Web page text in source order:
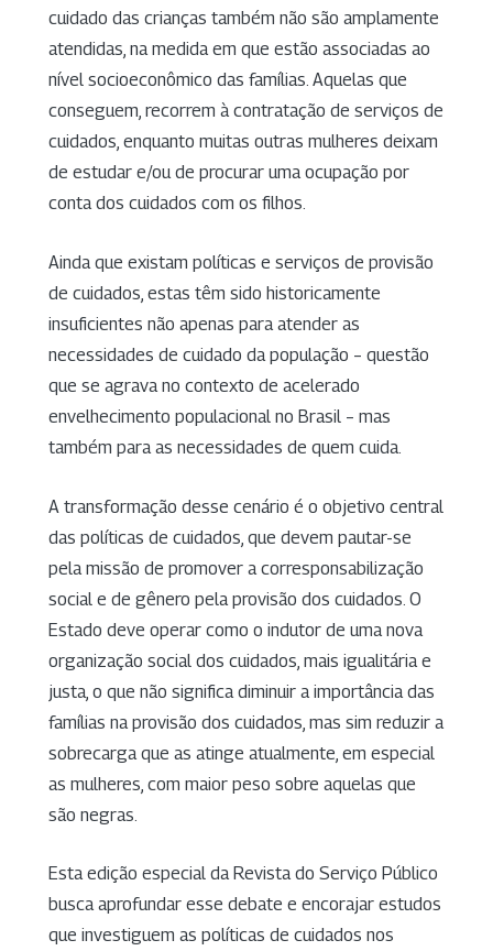
cuidado das crianças também não são amplamente
atendidas, na medida em que estão associadas ao
nível socioeconômico das famílias. Aquelas que
conseguem, recorrem à contratação de serviços de
cuidados, enquanto muitas outras mulheres deixam
de estudar e/ou de procurar uma ocupação por
conta dos cuidados com os filhos.
Ainda que existam políticas e serviços de provisão
de cuidados, estas têm sido historicamente
insuficientes não apenas para atender as
necessidades de cuidado da população – questão
que se agrava no contexto de acelerado
envelhecimento populacional no Brasil – mas
também para as necessidades de quem cuida.
A transformação desse cenário é o objetivo central
das políticas de cuidados, que devem pautar-se
pela missão de promover a corresponsabilização
social e de gênero pela provisão dos cuidados. O
Estado deve operar como o indutor de uma nova
organização social dos cuidados, mais igualitária e
justa, o que não significa diminuir a importância das
famílias na provisão dos cuidados, mas sim reduzir a
sobrecarga que as atinge atualmente, em especial
as mulheres, com maior peso sobre aquelas que
são negras.
Esta edição especial da Revista do Serviço Público
busca aprofundar esse debate e encorajar estudos
que investiguem as políticas de cuidados nos